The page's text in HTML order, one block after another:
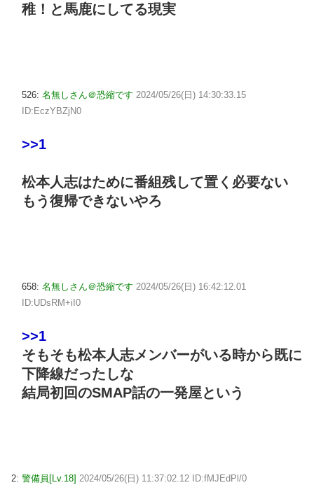
稚！と馬鹿にしてる現実
526: 名無しさん＠恐縮です 2024/05/26(日) 14:30:33.15
ID:EczYBZjN0
>>1
松本人志はために番組残して置く必要ない
もう復帰できないやろ
658: 名無しさん＠恐縮です 2024/05/26(日) 16:42:12.01
ID:UDsRM+iI0
>>1
そもそも松本人志メンバーがいる時から既に
下降線だったしな
結局初回のSMAP話の一発屋という
2: 警備員[Lv.18] 2024/05/26(日) 11:37:02.12 ID:fMJEdPl/0